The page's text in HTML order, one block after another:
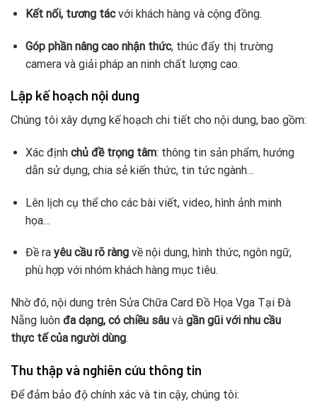
Kết nối, tương tácvới khách hàng và cộng đồng.
Góp phần nâng cao nhận thức, thúc đẩy thị trường
camera và giải pháp an ninh chất lượng cao.
Lập kế hoạch nội dung
Chúng tôi xây dựng kế hoạch chi tiết cho nội dung, bao gồm:
Xác định chủ đề trọng tâm: thông tin sản phẩm, hướng
dẫn sử dụng, chia sẻ kiến thức, tin tức ngành…
Lên lịch cụ thể cho các bài viết, video, hình ảnh minh
họa…
Đề ra yêu cầu rõ ràngvề nội dung, hình thức, ngôn ngữ,
phù hợp với nhóm khách hàng mục tiêu.
Nhờ đó, nội dung trên Sửa Chữa Card Đồ Họa Vga Tại Đà
Nẵng luôn đa dạng, có chiều sâu và gần gũi với nhu cầu
thực tế của người dùng.
Thu thập và nghiên cứu thông tin
Để đảm bảo độ chính xác và tin cậy, chúng tôi: